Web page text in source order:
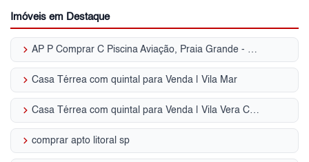
Imóveis em Destaque
keyboard_arrow_right AP P Comprar C Piscina Aviação, Praia Grande - SP
keyboard_arrow_right Casa Térrea com quintal para Venda | Vila Mar
keyboard_arrow_right Casa Térrea com quintal para Venda | Vila Vera Cruz
keyboard_arrow_right comprar apto litoral sp